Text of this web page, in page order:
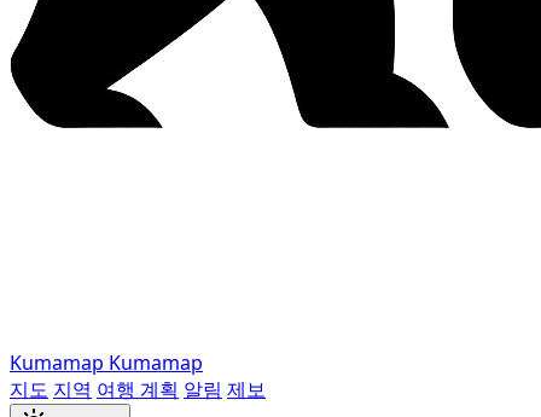
Kumamap Kumamap
지도 지역 여행 계획 알림 제보